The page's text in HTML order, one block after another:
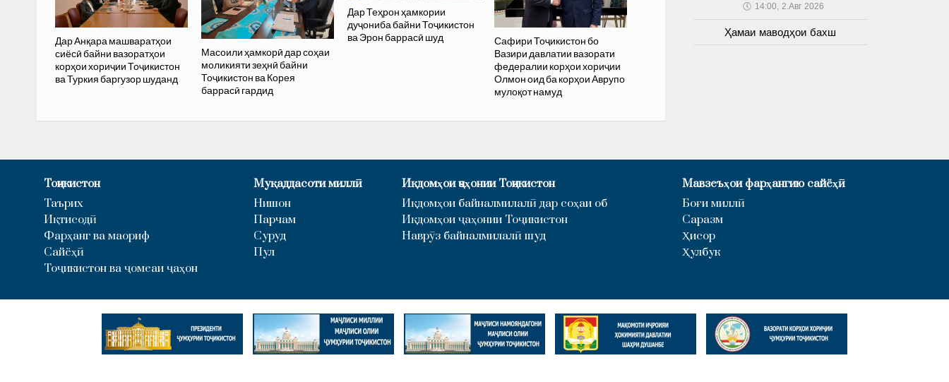
Дар Анқара машваратҳои
сиёсӣ байни вазоратҳои
корҳои хориҷии Тоҷикистон
ва Туркия баргузор шуданд
Масоили ҳамкорӣ дар соҳаи
моликияти зеҳнӣ байни
Тоҷикистон ва Корея
баррасӣ гардид
Дар Теҳрон ҳамкории
дуҷониба байни Тоҷикистон
ва Эрон баррасӣ шуд
Сафири Тоҷикистон бо
Вазири давлатии вазорати
федералии корҳои хориҷии
Олмон оид ба корҳои Аврупо
мулоқот намуд
🕔 14:00, 2.Авг 2026
Ҳамаи маводҳои бахш
Тоҷикистон
Таърих
Иқтисодӣ
Фарҳанг ва маориф
Сайёҳӣ
Тоҷикистон ва ҷомеаи ҷаҳон
Муқаддасоти миллӣ
Нишон
Парчам
Суруд
Пул
Иқдомҳои ҷаҳонии Тоҷикистон
Иқдомҳои байналмилалӣ дар соҳаи об
Иқдомҳои ҷаҳонии Тоҷикистон
Наврӯз байналмилалӣ шуд
Мавзеъҳои фарҳангию сайёҳӣ
Боғи миллӣ
Саразм
Ҳисор
Ҳулбук